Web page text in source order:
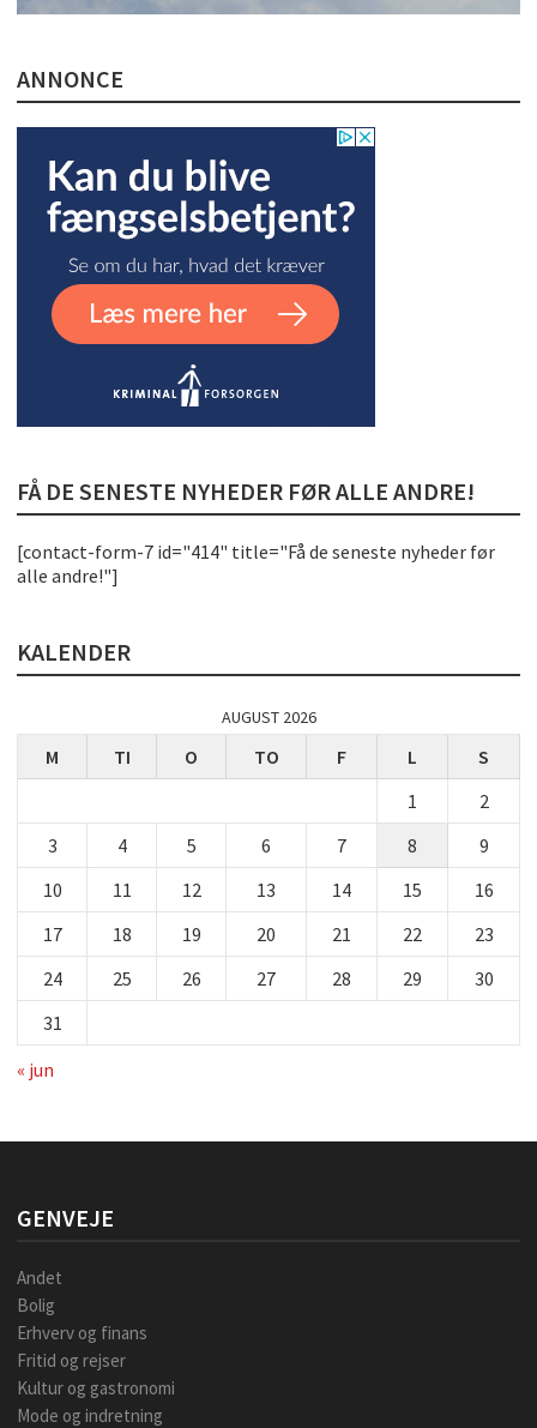
ANNONCE
FÅ DE SENESTE NYHEDER FØR ALLE ANDRE!
[contact-form-7 id="414" title="Få de seneste nyheder før
alle andre!"]
KALENDER
AUGUST 2026
M TI O TO F L
S
1
2
3
4 5 6 7 8
9
10
11 12 13 14 15
16
17
18 19 20 21 22
23
24
25 26 27 28 29
30
31
« jun
GENVEJE
Andet
Bolig
Erhverv og finans
Fritid og rejser
Kultur og gastronomi
Mode og indretning